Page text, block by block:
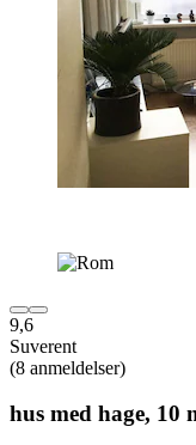
9,6
Suverent
(8 anmeldelser)
hus med hage, 10